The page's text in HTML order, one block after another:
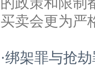
买卖会更为严
·绑架罪与抢